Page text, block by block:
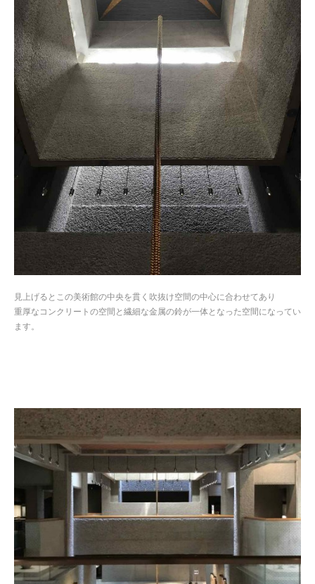
見上げるとこの美術館の中央を貫く吹抜け空間の中心に合わせてあり
重厚なコンクリートの空間と繊細な金属の鈴が一体となった空間になってい
ます。